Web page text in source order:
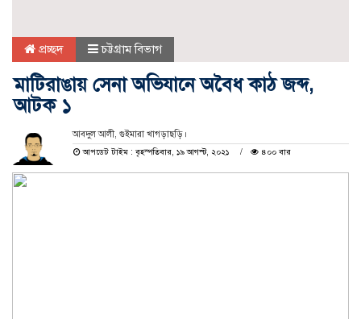
প্রচ্ছদ চট্টগ্রাম বিভাগ
মাটিরাঙায় সেনা অভিযানে অবৈধ কাঠ জব্দ,
আটক ১
আবদুল আলী, গুইমারা খাগড়াছড়ি।
আপডেট টাইম : বৃহস্পতিবার, ১৯ আগস্ট, ২০২১
৪০০ বার